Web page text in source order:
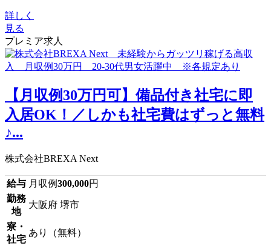
詳しく
見る
プレミア求人
【月収例30万円可】備品付き社宅に即
入居OK！／しかも社宅費はずっと無料
♪...
株式会社BREXA Next
給与 月収例300,000円
勤務
地
大阪府 堺市
寮・
社宅
あり（無料）